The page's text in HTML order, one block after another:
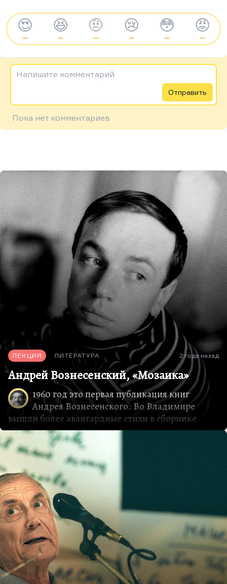
😍
—
😆
—
🤨
—
😢
—
😳
—
😡
—
Напишите комментарий
Отправить
Пока нет комментариев
ЛЕКЦИЯ ЛИТЕРАТУРА 2 года назад
Андрей Вознесенский, «Мозаика»
1960 год это первая публикация книг
Андрея Вознесенского. Во Владимире
вышли более авангардные стихи в сборнике
«Мозаика», стихи настолько авангардные, что
редактора этой книги Афанасьеву немедленно
уволили. А второй сборник, который вышел в
1960 году в Москве, несколько более скромный,
назывался «Парабола». И как-то так получилось,
что владимирскую книгу знали лучше. Знали ее
лучше, наверное, потому, что автор составлял ее
без оглядки на столичную цензуру. В провинции
иногда можно было что-то такое протолкнуть.
Чем же, собственно говоря, отличается поэтика
Вознесенского, и почему были у него такие
проблемы? Надо сказать, что, как справедливо
заметил Николай Алексеевич…